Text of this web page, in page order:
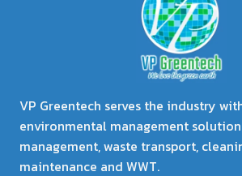
VP Greentech serves the industry
environmental management
management, waste transport,
maintenance and WWT.